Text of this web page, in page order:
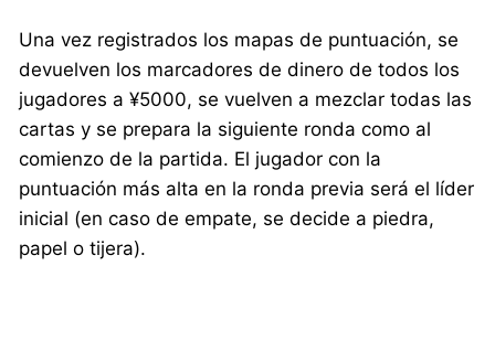
Una vez registrados los mapas de puntuación, se
devuelven los marcadores de dinero de todos los
jugadores a ¥5000, se vuelven a mezclar todas las
cartas y se prepara la siguiente ronda como al
comienzo de la partida. El jugador con la
puntuación más alta en la ronda previa será el líder
inicial (en caso de empate, se decide a piedra,
papel o tijera).